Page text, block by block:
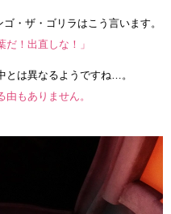
・ザ・ゴリラはこう言います。
だ！出直しな！」
とは異なるようですね…。
もありません。